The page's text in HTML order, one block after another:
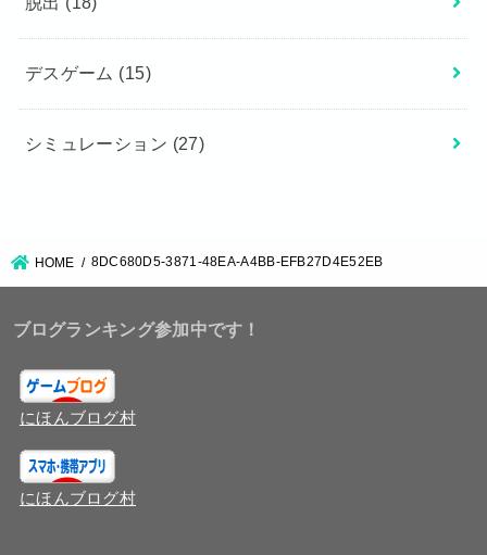
デスゲーム (15)
シミュレーション (27)
HOME 8DC680D5-3871-48EA-A4BB-EFB27D4E52EB
ブログランキング参加中です！
にほんブログ村
にほんブログ村